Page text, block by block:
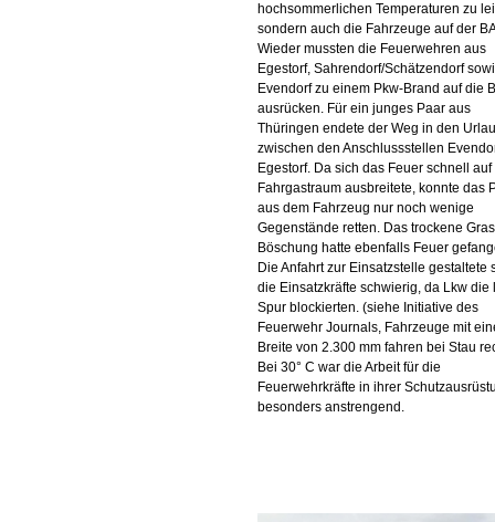
hochsommerlichen Temperaturen zu
sondern auch die Fahrzeuge auf der
Wieder mussten die Feuerwehren aus
Egestorf, Sahrendorf/Schätzendorf
Evendorf zu einem Pkw-Brand auf die
ausrücken. Für ein junges Paar aus
Thüringen endete der Weg in den
zwischen den Anschlussstellen
Egestorf. Da sich das Feuer schnell auf
Fahrgastraum ausbreitete, konnte das
aus dem Fahrzeug nur noch wenige
Gegenstände retten. Das trockene
Böschung hatte ebenfalls Feuer
Die Anfahrt zur Einsatzstelle gestaltete
die Einsatzkräfte schwierig, da Lkw die
Spur blockierten. (siehe Initiative des
Feuerwehr Journals, Fahrzeuge mit
Breite von 2.300 mm fahren bei Stau
Bei 30° C war die Arbeit für die
Feuerwehrkräfte in ihrer
besonders anstrengend.